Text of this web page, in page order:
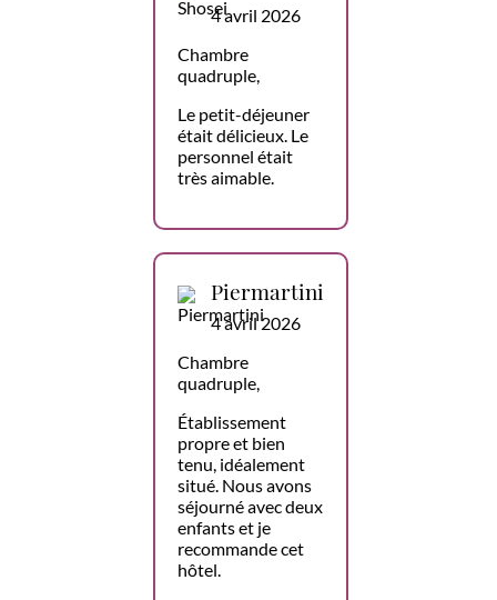
4 avril 2026
Chambre
quadruple,
Le petit-déjeuner
était délicieux. Le
personnel était
très aimable.
Piermartini
4 avril 2026
Chambre
quadruple,
Établissement
propre et bien
tenu, idéalement
situé. Nous avons
séjourné avec deux
enfants et je
recommande cet
hôtel.